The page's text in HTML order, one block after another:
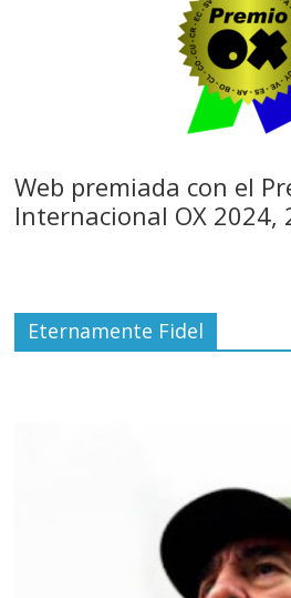
Web premiada con el
Internacional OX 2024,
Eternamente Fidel